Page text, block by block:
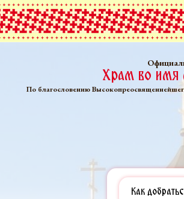
Храм во имя
По благословению
Как